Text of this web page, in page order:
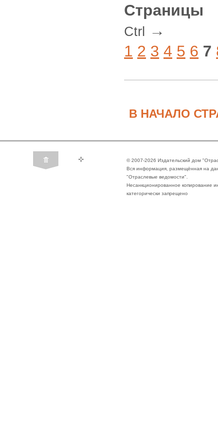
Страницы
Ctrl
→
1 2 3 4 5 6 7
В НАЧАЛО
© 2007-2026 Издательский дом
Вся информация, размещённая на
"Отраслевые ведомости".
Несанкционированное копирование
категорически запрещено